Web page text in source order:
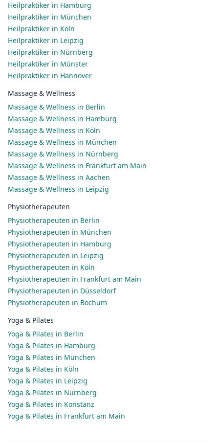
Heilpraktiker in Hamburg
Heilpraktiker in München
Heilpraktiker in Köln
Heilpraktiker in Leipzig
Heilpraktiker in Nürnberg
Heilpraktiker in Münster
Heilpraktiker in Hannover
Massage & Wellness
Massage & Wellness in Berlin
Massage & Wellness in Hamburg
Massage & Wellness in Köln
Massage & Wellness in München
Massage & Wellness in Nürnberg
Massage & Wellness in Frankfurt am Main
Massage & Wellness in Aachen
Massage & Wellness in Leipzig
Physiotherapeuten
Physiotherapeuten in Berlin
Physiotherapeuten in München
Physiotherapeuten in Hamburg
Physiotherapeuten in Leipzig
Physiotherapeuten in Köln
Physiotherapeuten in Frankfurt am Main
Physiotherapeuten in Düsseldorf
Physiotherapeuten in Bochum
Yoga & Pilates
Yoga & Pilates in Berlin
Yoga & Pilates in Hamburg
Yoga & Pilates in München
Yoga & Pilates in Köln
Yoga & Pilates in Leipzig
Yoga & Pilates in Nürnberg
Yoga & Pilates in Konstanz
Yoga & Pilates in Frankfurt am Main